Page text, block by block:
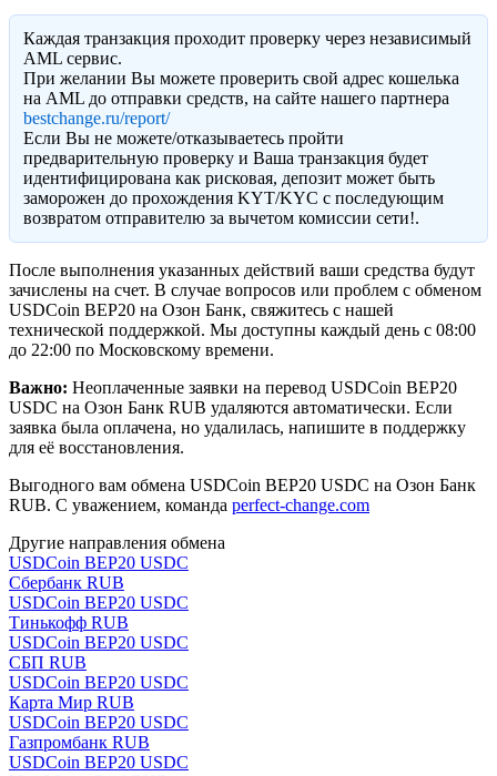
Каждая транзакция проходит проверку через независимый
AML сервис.
При желании Вы можете проверить свой адрес кошелька
на AML до отправки средств, на сайте нашего партнера
bestchange.ru/report/
Eсли Вы не можете/отказываетесь пройти
предварительную проверку и Ваша транзакция будет
идентифицирована как рисковая, депозит может быть
заморожен до прохождения KYT/KYC с последующим
возвратом отправителю за вычетом комиссии сети!.
После выполнения указанных действий ваши средства будут
зачислены на счет. В случае вопросов или проблем с обменом
USDCoin BEP20 на Озон Банк, свяжитесь с нашей
технической поддержкой. Мы доступны каждый день с 08:00
до 22:00 по Московскому времени.
Важно: Неоплаченные заявки на перевод USDCoin BEP20
USDC на Озон Банк RUB удаляются автоматически. Если
заявка была оплачена, но удалилась, напишите в поддержку
для её восстановления.
Выгодного вам обмена USDCoin BEP20 USDC на Озон Банк
RUB. С уважением, команда perfect-change.com
Другие направления обмена
USDCoin BEP20 USDC
Сбербанк RUB
USDCoin BEP20 USDC
Тинькофф RUB
USDCoin BEP20 USDC
СБП RUB
USDCoin BEP20 USDC
Карта Мир RUB
USDCoin BEP20 USDC
Газпромбанк RUB
USDCoin BEP20 USDC